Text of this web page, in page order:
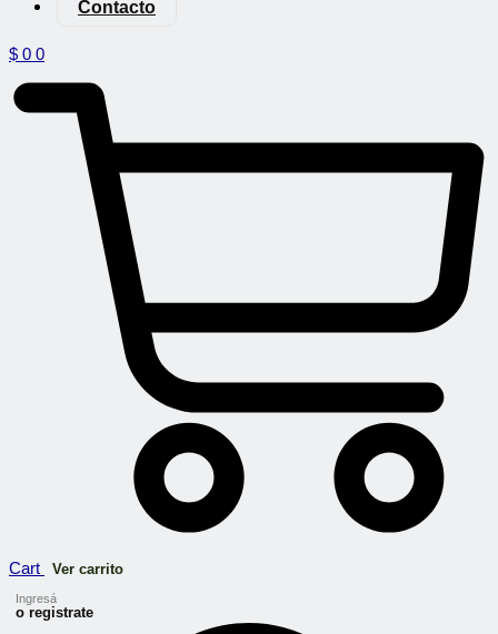
Contacto
$ 0 0
Cart Ver carrito
Ingresá
o registrate